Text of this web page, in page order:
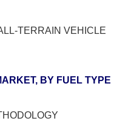
TERRAIN VEHICLE
BY FUEL TYPE